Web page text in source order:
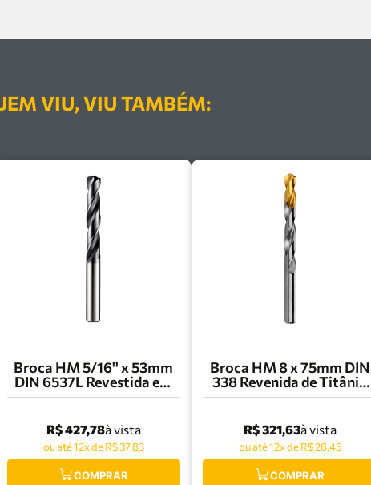
VIU, VIU TAMBÉM:
Broca HM 5/16'' x 53mm
DIN 6537L Revestida em
TiAlN R454 Dormer -
R$ 427,78à vista
ou até 12x de R$ 37,83
COMPRAR
Broca HM 8 x 75mm DIN
338 Revenida de Titânio
R003 Dormer - R0038.0
R$ 321,63à vista
ou até 12x de R$ 28,45
COMPRAR